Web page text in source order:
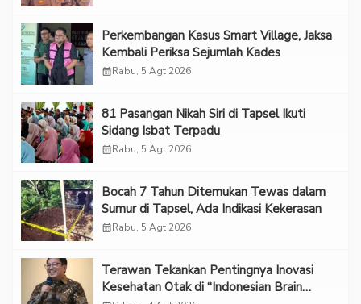
Perkembangan Kasus Smart Village, Jaksa
Kembali Periksa Sejumlah Kades
calendar_monthRabu, 5 Agt 2026
81 Pasangan Nikah Siri di Tapsel Ikuti
Sidang Isbat Terpadu
calendar_monthRabu, 5 Agt 2026
Bocah 7 Tahun Ditemukan Tewas dalam
Sumur di Tapsel, Ada Indikasi Kekerasan
calendar_monthRabu, 5 Agt 2026
Terawan Tekankan Pentingnya Inovasi
Kesehatan Otak di “Indonesian Brain